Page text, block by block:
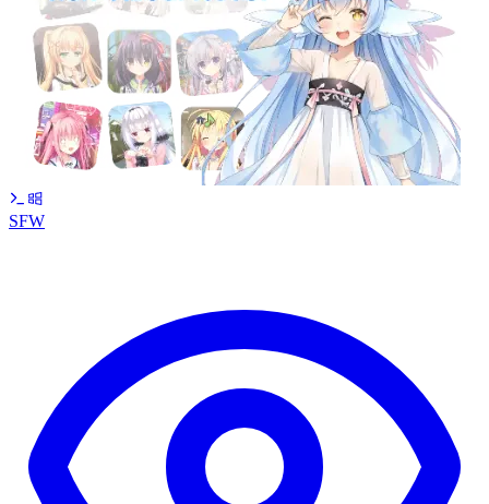
SFW